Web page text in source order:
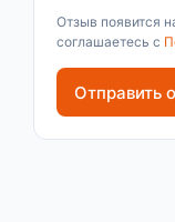
Отзыв появится
соглашаетесь с
Отправить